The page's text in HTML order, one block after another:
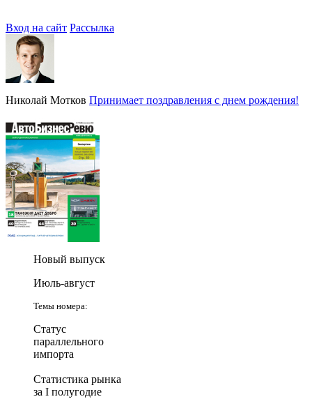
Вход на сайт Рассылка
Николай Мотков Принимает поздравления с днем рождения!
Новый выпуск
Июль-август
Темы номера:
Статус
параллельного
импорта
Статистика рынка
за I полугодие